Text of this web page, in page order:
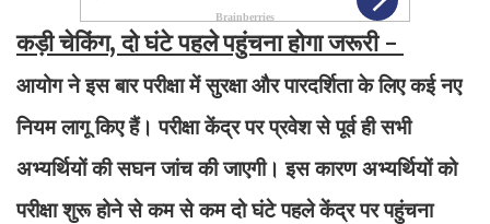
कड़ी चेकिंग, दो घंटे पहले पहुंचना होगा जरूरी -
आयोग ने इस बार परीक्षा में सुरक्षा और पारदर्शिता के लिए कई नए
नियम लागू किए हैं। परीक्षा केंद्र पर प्रवेश से पूर्व ही सभी
अभ्यर्थियों की सघन जांच की जाएगी। इस कारण अभ्यर्थियों को
परीक्षा शुरू होने से कम से कम दो घंटे पहले केंद्र पर पहुंचना